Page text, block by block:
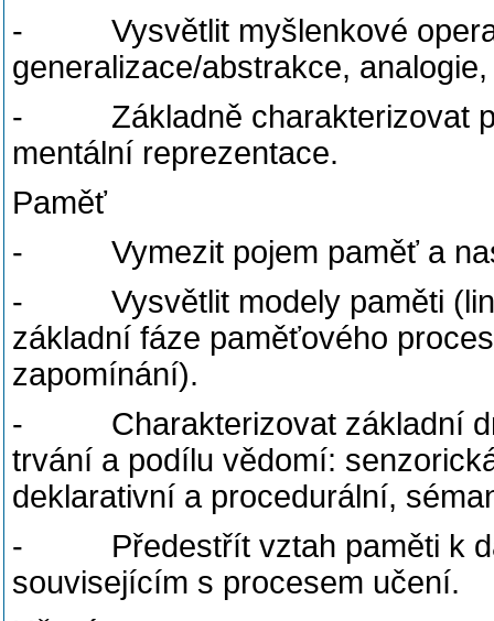
- Vysvětlit myšlenkové
generalizace/abstrakce,
- Základně charakterizovat
mentální reprezentace.
Paměť
- Vymezit pojem paměť a
- Vysvětlit modely paměti
základní fáze paměťového
zapomínání).
- Charakterizovat základní
trvání a podílu vědomí:
deklarativní a procedurální,
- Předestřít vztah paměti k
souvisejícím s procesem učení.